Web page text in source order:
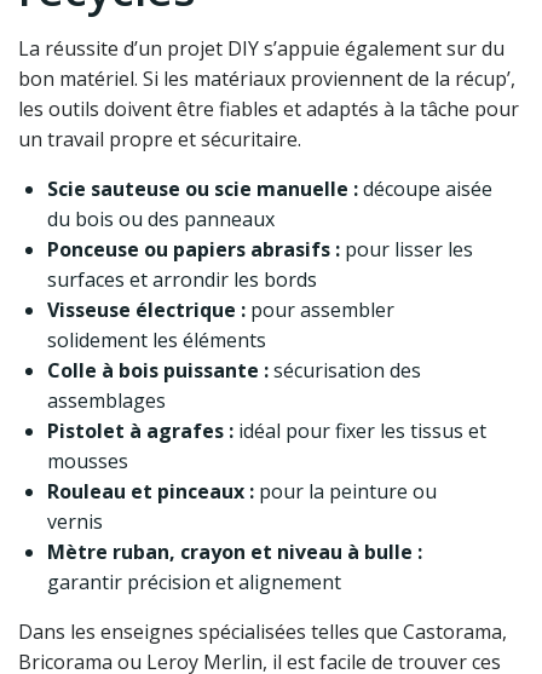
La réussite d’un projet DIY s’appuie également sur du
bon matériel. Si les matériaux proviennent de la récup’,
les outils doivent être fiables et adaptés à la tâche pour
un travail propre et sécuritaire.
Scie sauteuse ou scie manuelle :découpe aisée
du bois ou des panneaux
Ponceuse ou papiers abrasifs : pour lisser les
surfaces et arrondir les bords
Visseuse électrique : pour assembler
solidement les éléments
Colle à bois puissante :sécurisation des
assemblages
Pistolet à agrafes : idéal pour fixer les tissus et
mousses
Rouleau et pinceaux : pour la peinture ou
vernis
Mètre ruban, crayon et niveau à bulle :
garantir précision et alignement
Dans les enseignes spécialisées telles que Castorama,
Bricorama ou Leroy Merlin, il est facile de trouver ces